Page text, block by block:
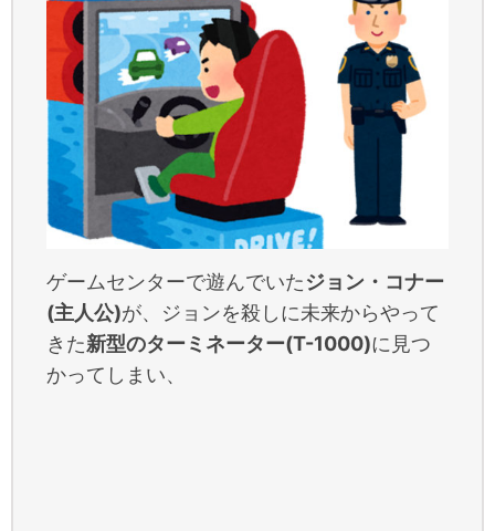
ゲームセンターで遊んでいたジョン・コナー
(主人公)が、ジョンを殺しに未来からやって
きた新型のターミネーター(T-1000)に見つ
かってしまい、